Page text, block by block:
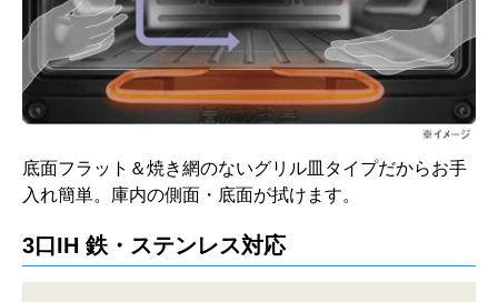
底面フラット＆焼き網のないグリル皿タイプだからお手
入れ簡単。庫内の側面・底面が拭けます。
3口IH 鉄・ステンレス対応